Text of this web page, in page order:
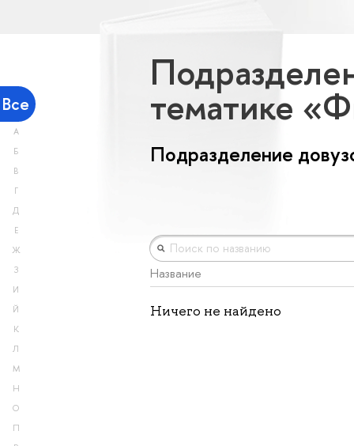
Все
А
Б
В
Г
Д
Е
Ж
З
И
Й
К
Л
М
Н
О
П
тематике
Подразделение
Название
Ничего не найдено